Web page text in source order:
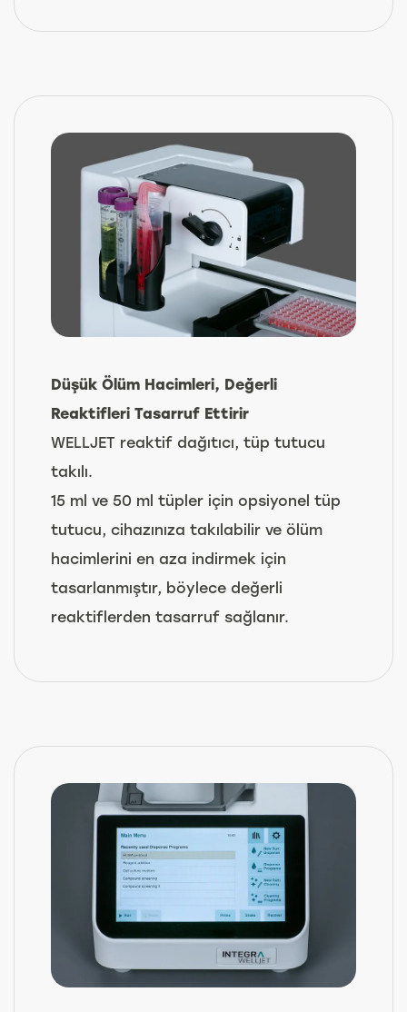
Düşük Ölüm Hacimleri, Değerli
Reaktifleri Tasarruf Ettirir
WELLJET reaktif dağıtıcı, tüp tutucu
takılı.
15 ml ve 50 ml tüpler için opsiyonel tüp
tutucu, cihazınıza takılabilir ve ölüm
hacimlerini en aza indirmek için
tasarlanmıştır, böylece değerli
reaktiflerden tasarruf sağlanır.